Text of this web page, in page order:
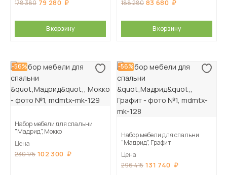
178 380 79 280
В корзину
188 280 83 680
В корзину
-56%
Набор мебели для спальни
"Мадрид", Мокко
Цена
230 175 102 300
-56%
Набор мебели для спальни
"Мадрид", Графит
Цена
296 415 131 740